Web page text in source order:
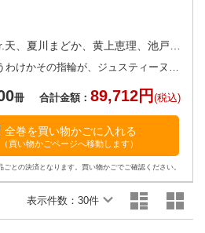
冊 合計金額： 89,712円 (税込)
全巻を買い物かごに入れる
（買い物かごページへ移動します）
との決済となります。買い物かごでご確認ください。
表示件数： 30件